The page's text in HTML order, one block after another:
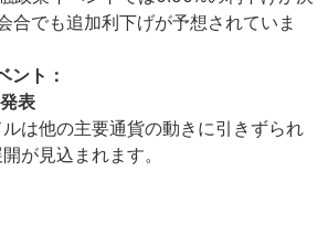
合でも追加利下げが予想されていま
ント：
表
ルは他の主要通貨の動きに引きずられ
が見込まれます。